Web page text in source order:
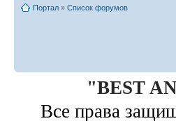
Портал » Список форумов
"BEST
Все права